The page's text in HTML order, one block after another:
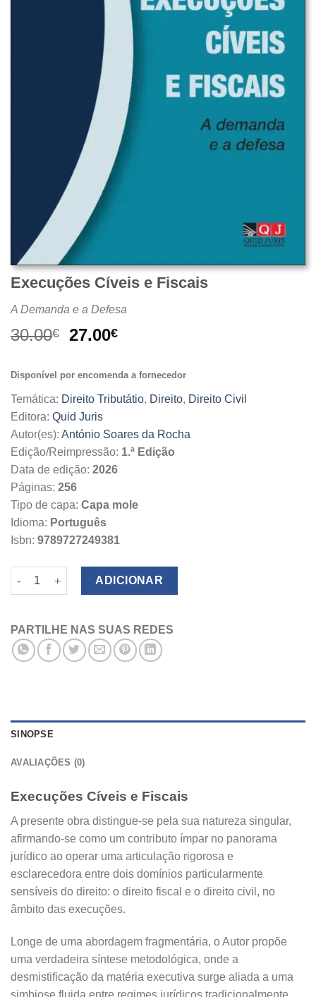
Execuções Cíveis e Fiscais
A Demanda e a Defesa
30.00€
O
original
30.00€.
27.00€O
atual
27.00€.
Disponível por encomenda a fornecedor
Temática: Direito Tributátio, Direito, Direito Civil
Editora: Quid Juris
Autor(es): António Soares da Rocha
Edição/Reimpressão: 1.ª Edição
Data de edição: 2026
Páginas: 256
Tipo de capa: Capa mole
Idioma: Português
Isbn: 9789727249381
Quantidade de Execuções Cíveis e Fiscais
ADICIONAR
PARTILHE NAS SUAS REDES
SINOPSE
AVALIAÇÕES (0)
Execuções Cíveis e Fiscais
A presente obra distingue-se pela sua natureza singular,
afirmando-se como um contributo ímpar no panorama
jurídico ao operar uma articulação rigorosa e
esclarecedora entre dois domínios particularmente
sensíveis do direito: o direito fiscal e o direito civil, no
âmbito das execuções.
Longe de uma abordagem fragmentária, o Autor propõe
uma verdadeira síntese metodológica, onde a
desmistificação da matéria executiva surge aliada a uma
simbiose fluida entre regimes jurídicos tradicionalmente